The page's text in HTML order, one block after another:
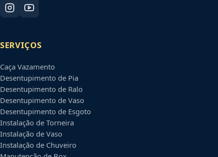
SERVIÇOS
Caça Vazamento
Desentupimento de Pia
Desentupimento de Ralo
Desentupimento de Vaso
Desentupimento de Esgoto
Instalação de Torneira
Instalação de Vaso
Instalação de Chuveiro